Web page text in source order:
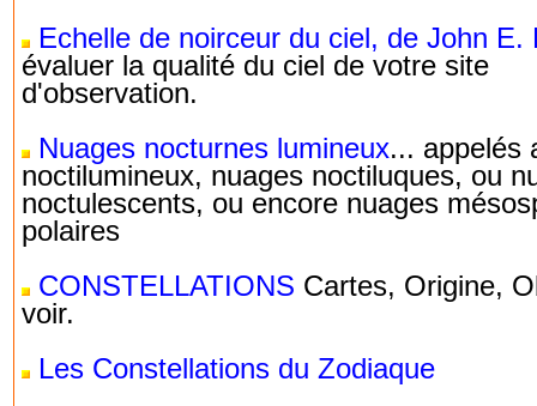
Echelle de noirceur du ciel, de John E.
évaluer la qualité du ciel de votre site
d'observation.
Nuages nocturnes lumineux... appelés
noctilumineux, nuages noctiluques, ou
noctulescents, ou encore nuages
polaires
CONSTELLATIONS Cartes, Origine,
voir.
Les Constellations du Zodiaque